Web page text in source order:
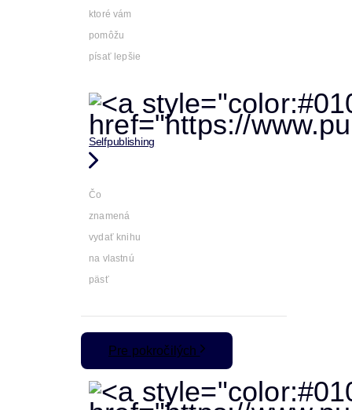
ktoré vám
pomôžu
písať lepšie
Selfpublishing
Čo
znamená
vydať knihu
na vlastnú
päsť
Pre pokročilých